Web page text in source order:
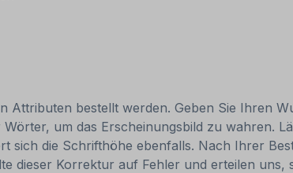
Attributen bestellt werden. Geben Sie Ihren
um das Erscheinungsbild zu wahren.
sich die Schrifthöhe ebenfalls. Nach Ihrer
dieser Korrektur auf Fehler und erteilen